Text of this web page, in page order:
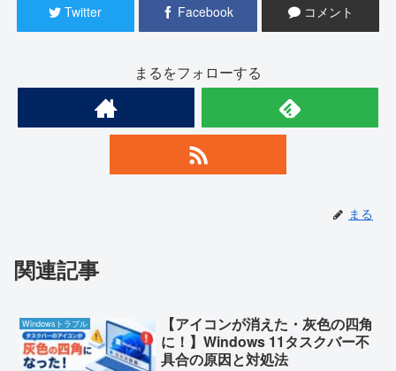
Twitter Facebook コメント
まるをフォローする
まる
関連記事
Windowsトラブル
【アイコンが消えた・灰色の四角
に！】Windows 11タスクバー不
具合の原因と対処法